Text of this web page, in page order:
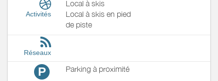
Activités
Local à skis
Local à skis en pied
de piste
Réseaux
P Parking à proximité